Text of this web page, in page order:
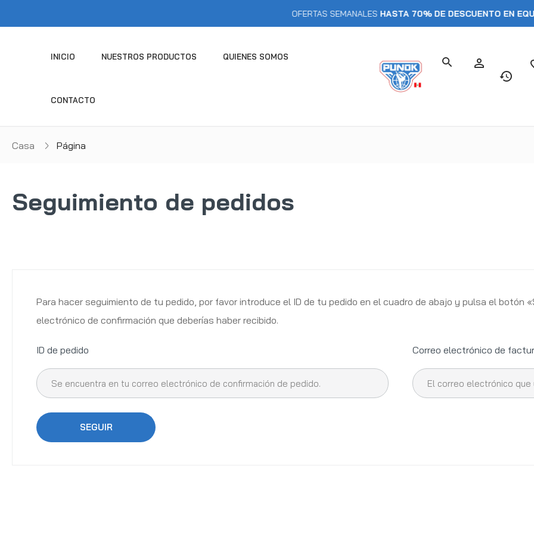
OFERTAS SEMANALESHASTA 70% DE DESCUENTO EN
INICIO NUESTROS PRODUCTOS QUIENES SOMOS
CONTACTO
Casa Página
Seguimiento de pedidos
Para hacer seguimiento de tu pedido, por favor introduce el ID de tu pedido en el cuadro de abajo y pulsa el botón
electrónico de confirmación que deberías haber recibido.
ID de pedido Correo electrónico de
SEGUIR